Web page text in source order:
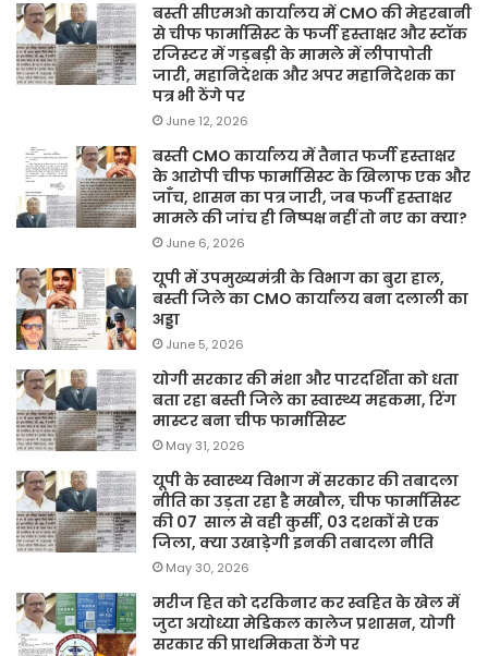
बस्ती सीएमओ कार्यालय में CMO की मेहरबानी
से चीफ फार्मासिस्ट के फर्जी हस्ताक्षर और स्टॉक
रजिस्टर में गड़बड़ी के मामले में लीपापोती
जारी, महानिदेशक और अपर महानिदेशक का
पत्र भी ठेंगे पर
June 12, 2026
बस्ती CMO कार्यालय में तैनात फर्जी हस्ताक्षर
के आरोपी चीफ फार्मासिस्ट के खिलाफ एक और
जाँच, शासन का पत्र जारी, जब फर्जी हस्ताक्षर
मामले की जांच ही निष्पक्ष नहीं तो नए का क्या?
June 6, 2026
यूपी में उपमुख्यमंत्री के विभाग का बुरा हाल,
बस्ती जिले का CMO कार्यालय बना दलाली का
अड्डा
June 5, 2026
योगी सरकार की मंशा और पारदर्शिता को धता
बता रहा बस्ती जिले का स्वास्थ्य महकमा, रिंग
मास्टर बना चीफ फार्मासिस्ट
May 31, 2026
यूपी के स्वास्थ्य विभाग में सरकार की तबादला
नीति का उड़ता रहा है मखौल, चीफ फार्मासिस्ट
की 07 साल से वही कुर्सी, 03 दशकों से एक
जिला, क्या उखाड़ेगी इनकी तबादला नीति
May 30, 2026
मरीज हित को दरकिनार कर स्वहित के खेल में
जुटा अयोध्या मेडिकल कालेज प्रशासन, योगी
सरकार की प्राथमिकता ठेंगे पर